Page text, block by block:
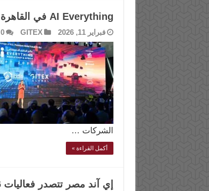
AI Everything في القاهرة: مصر مركز إقليمي للتقنيات المستقبلية
فبراير 11, 2026 GITEX
0
الشركات …
أكمل القراءة »
إي آند مصر تتصدر فعاليات AI Everything 2026 في القاهرة